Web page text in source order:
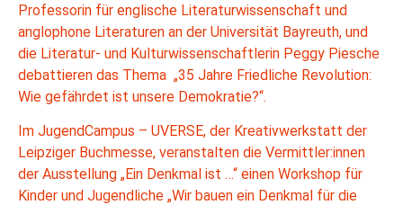
Professorin für englische Literaturwissenschaft und
anglophone Literaturen an der Universität Bayreuth, und
die Literatur- und Kulturwissenschaftlerin Peggy Piesche
debattieren das Thema „35 Jahre Friedliche Revolution:
Wie gefährdet ist unsere Demokratie?“.
Im JugendCampus – UVERSE, der Kreativwerkstatt der
Leipziger Buchmesse, veranstalten die Vermittler:innen
der Ausstellung „Ein Denkmal ist …“ einen Workshop für
Kinder und Jugendliche „Wir bauen ein Denkmal für die